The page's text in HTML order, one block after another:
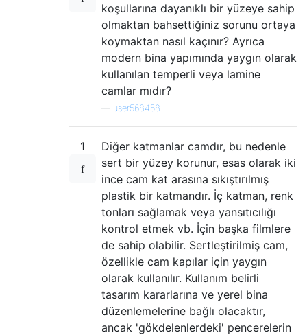
koşullarına dayanıklı bir yüzeye sahip
olmaktan bahsettiğiniz sorunu ortaya
koymaktan nasıl kaçınır? Ayrıca
modern bina yapımında yaygın olarak
kullanılan temperli veya lamine
camlar mıdır?
user568458
1
Diğer katmanlar camdır, bu nedenle
sert bir yüzey korunur, esas olarak iki
ince cam kat arasına sıkıştırılmış
plastik bir katmandır. İç katman, renk
tonları sağlamak veya yansıtıcılığı
kontrol etmek vb. İçin başka filmlere
de sahip olabilir. Sertleştirilmiş cam,
özellikle cam kapılar için yaygın
olarak kullanılır. Kullanım belirli
tasarım kararlarına ve yerel bina
düzenlemelerine bağlı olacaktır,
ancak 'gökdelenlerdeki' pencerelerin